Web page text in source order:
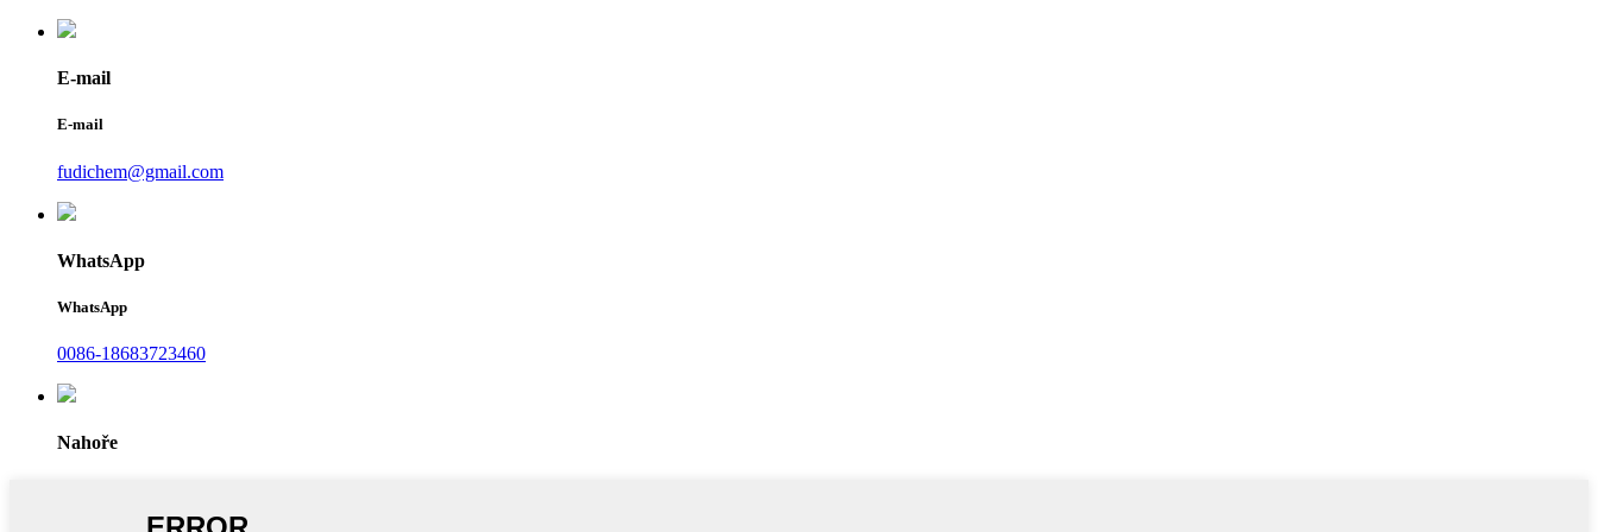
E-mail
E-mail
fudichem@gmail.com
WhatsApp
WhatsApp
0086-18683723460
Nahoře